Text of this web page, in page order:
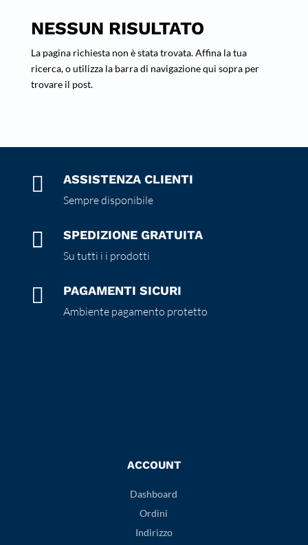
NESSUN RISULTATO
La pagina richiesta non è stata trovata. Affina la tua
ricerca, o utilizza la barra di navigazione qui sopra per
trovare il post.
 ASSISTENZA CLIENTI
Sempre disponibile
 SPEDIZIONE GRATUITA
Su tutti i i prodotti
 PAGAMENTI SICURI
Ambiente pagamento protetto
ACCOUNT
Dashboard
Ordini
Indirizzo